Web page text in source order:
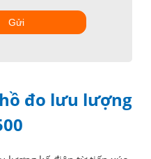
Gửi
đo lưu lượng